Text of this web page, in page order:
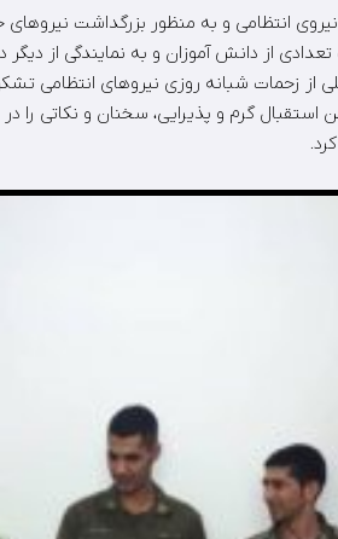
انتظامی و به منظور بزرگداشت
از دانش آموزان و به نمایندگی از
از زحمات شبانه روزی نیروهای انتظامی
گرم و پذیرایی، سخنان و نکاتی را